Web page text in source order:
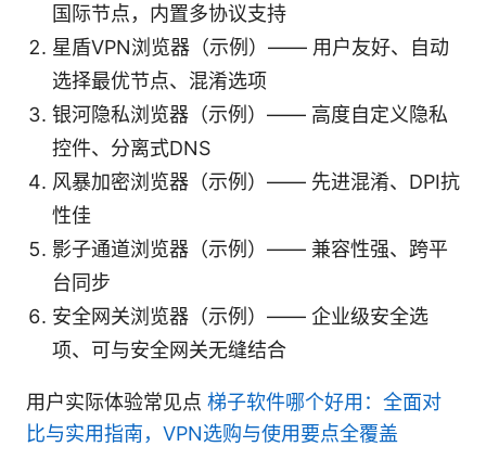
国际节点，内置多协议支持
星盾VPN浏览器（示例）—— 用户友好、自动
选择最优节点、混淆选项
银河隐私浏览器（示例）—— 高度自定义隐私
控件、分离式DNS
风暴加密浏览器（示例）—— 先进混淆、DPI抗
性佳
影子通道浏览器（示例）—— 兼容性强、跨平
台同步
安全网关浏览器（示例）—— 企业级安全选
项、可与安全网关无缝结合
用户实际体验常见点 梯子软件哪个好用：全面对
比与实用指南，VPN选购与使用要点全覆盖